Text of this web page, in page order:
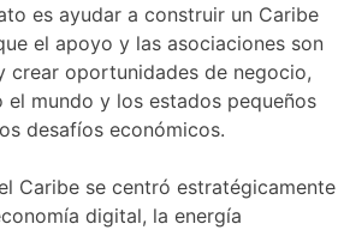
es ayudar a construir un Caribe
el apoyo y las asociaciones son
crear oportunidades de negocio,
el mundo y los estados pequeños
desafíos económicos.
Caribe se centró estratégicamente
digital, la energía